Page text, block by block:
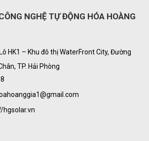
NGHỆ TỰ ĐỘNG HÓA HOÀNG
HK1 – Khu đô thị WaterFront City, Đường
TP. Hải Phòng
hgsolar.vn